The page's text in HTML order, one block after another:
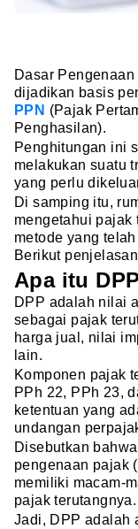
Dasar
dijadikan basis
PPN (Pajak
Penghasilan).
Penghitungan ini
melakukan suatu
yang perlu
Di samping itu,
mengetahui pajak
metode yang
Berikut
Apa itu
DPP adalah nilai
sebagai pajak
harga jual, nilai
lain.
Komponen pajak
PPh 22, PPh 23,
ketentuan yang
undangan
Disebutkan
pengenaan pajak
memiliki macam-
pajak terutangnya.
Jadi, DPP adalah